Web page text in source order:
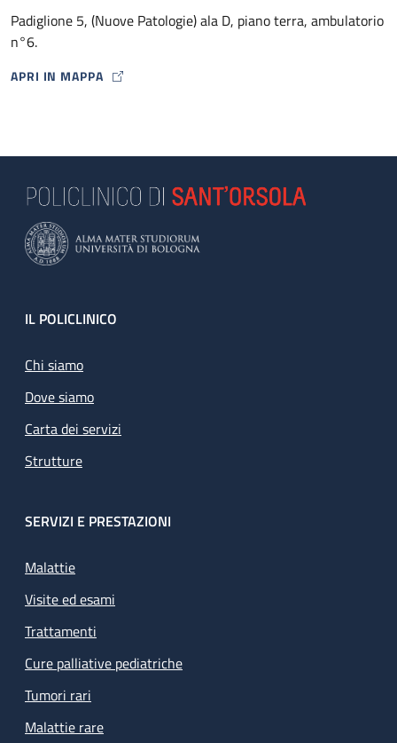
Padiglione 5, (Nuove Patologie) ala D, piano terra, ambulatorio
n°6.
APRI IN MAPPA
MAP ICON
Footer
IL POLICLINICO
Chi siamo
Dove siamo
Carta dei servizi
Strutture
SERVIZI E PRESTAZIONI
Malattie
Visite ed esami
Trattamenti
Cure palliative pediatriche
Tumori rari
Malattie rare